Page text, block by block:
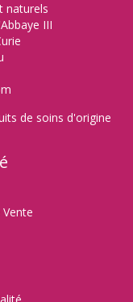
naturels
III
de soins d'origine